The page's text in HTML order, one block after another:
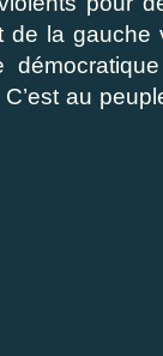
la
au